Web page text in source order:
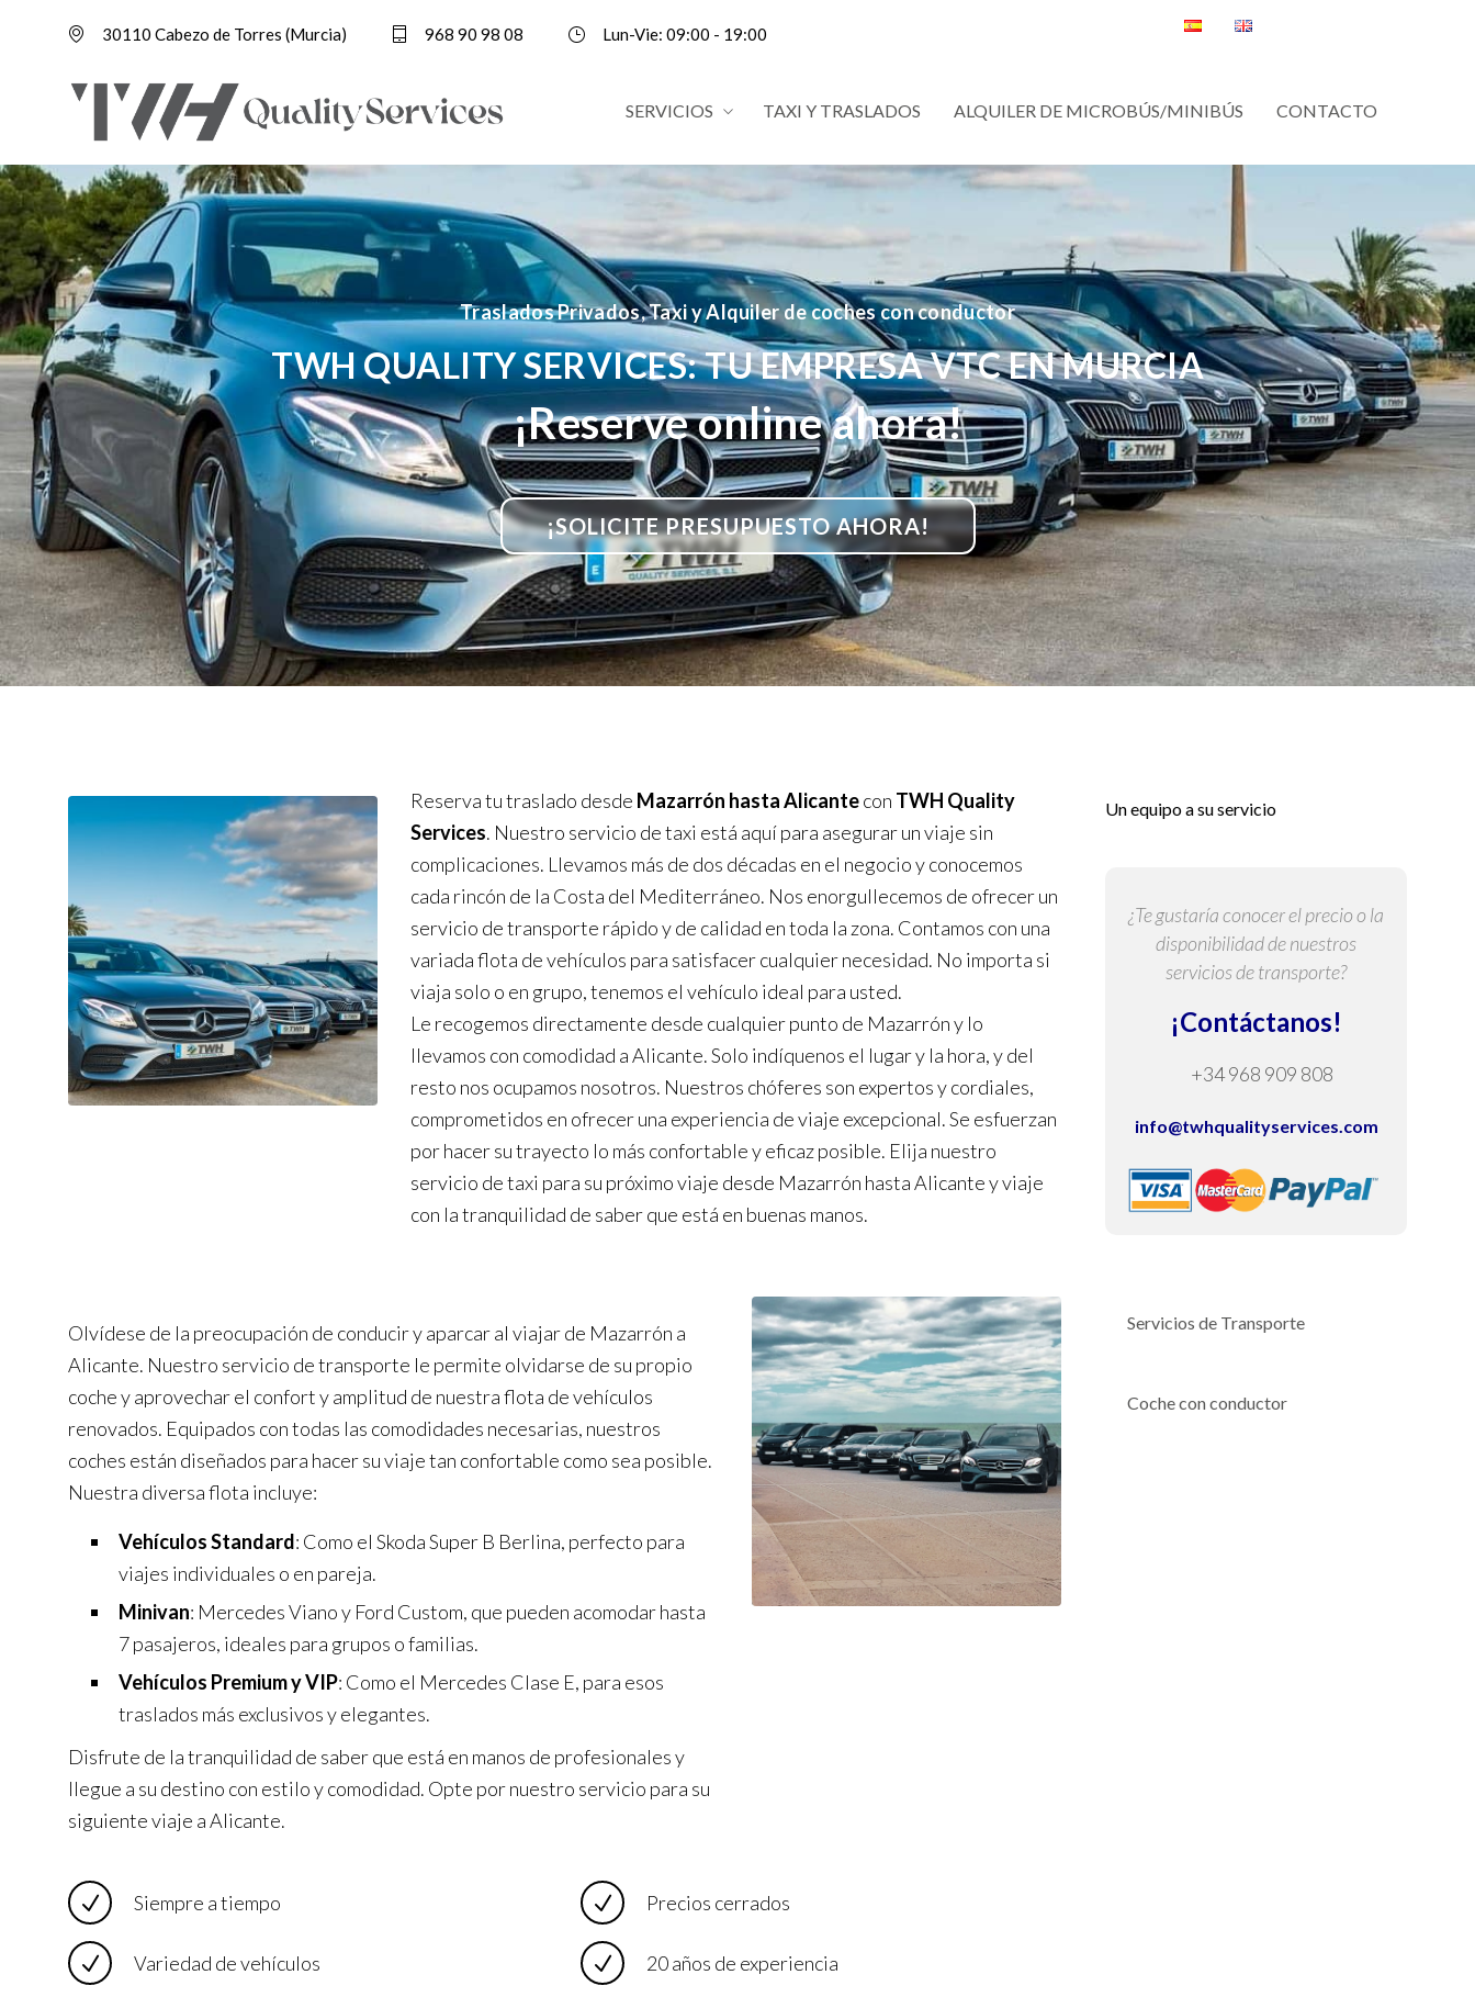
30110 Cabezo de Torres (Murcia) 968 90 98 08 Lun-Vie: 09:00 - 19:00
SERVICIOS TAXI Y TRASLADOS ALQUILER DE MICROBÚS/MINIBÚS CONTACTO
Traslados Privados, Taxi y Alquiler de coches con conductor
TWH QUALITY SERVICES: TU EMPRESA VTC EN MURCIA
¡Reserve online ahora!
¡SOLICITE PRESUPUESTO AHORA!
Reserva tu traslado desde Mazarrón hasta Alicantecon TWH Quality
Services. Nuestro servicio de taxi está aquí para asegurar un viaje sin
complicaciones. Llevamos más de dos décadas en el negocio y conocemos
cada rincón de la Costa del Mediterráneo. Nos enorgullecemos de ofrecer un
servicio de transporte rápido y de calidad en toda la zona. Contamos con una
variada flota de vehículos para satisfacer cualquier necesidad. No importa si
viaja solo o en grupo, tenemos el vehículo ideal para usted.
Le recogemos directamente desde cualquier punto de Mazarrón y lo
llevamos con comodidad a Alicante. Solo indíquenos el lugar y la hora, y del
resto nos ocupamos nosotros. Nuestros chóferes son expertos y cordiales,
comprometidos en ofrecer una experiencia de viaje excepcional. Se esfuerzan
por hacer su trayecto lo más confortable y eficaz posible. Elija nuestro
servicio de taxi para su próximo viaje desde Mazarrón hasta Alicante y viaje
con la tranquilidad de saber que está en buenas manos.
Olvídese de la preocupación de conducir y aparcar al viajar de Mazarrón a
Alicante. Nuestro servicio de transporte le permite olvidarse de su propio
coche y aprovechar el confort y amplitud de nuestra flota de vehículos
renovados. Equipados con todas las comodidades necesarias, nuestros
coches están diseñados para hacer su viaje tan confortable como sea posible.
Nuestra diversa flota incluye:
Vehículos Standard: Como el Skoda Super B Berlina, perfecto para
viajes individuales o en pareja.
Minivan: Mercedes Viano y Ford Custom, que pueden acomodar hasta
7 pasajeros, ideales para grupos o familias.
Vehículos Premium y VIP: Como el Mercedes Clase E, para esos
traslados más exclusivos y elegantes.
Disfrute de la tranquilidad de saber que está en manos de profesionales y
llegue a su destino con estilo y comodidad. Opte por nuestro servicio para su
siguiente viaje a Alicante.
Siempre a tiempo
Variedad de vehículos
Precios cerrados
20 años de experiencia
Un equipo a su servicio
¿Te gustaría conocer el precio o la
disponibilidad de nuestros
servicios de transporte?
¡Contáctanos!
+34 968 909 808
info@twhqualityservices.com
Servicios de Transporte
Coche con conductor